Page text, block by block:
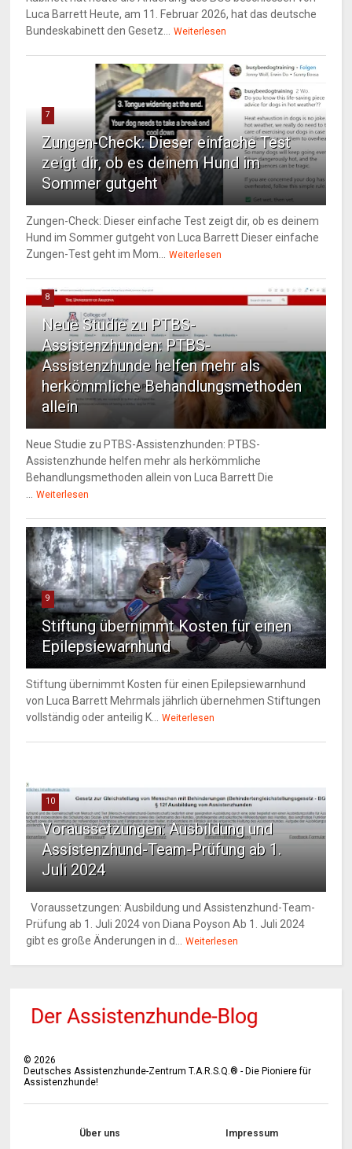
Luca Barrett Heute, am 11. Februar 2026, hat das deutsche
Bundeskabinett den Gesetz... Weiterlesen
7
Zungen-Check: Dieser einfache Test
zeigt dir, ob es deinem Hund im
Sommer gutgeht
Zungen-Check: Dieser einfache Test zeigt dir, ob es deinem
Hund im Sommer gutgeht von Luca Barrett Dieser einfache
Zungen-Test geht im Mom... Weiterlesen
8
Neue Studie zu PTBS-
Assistenzhunden: PTBS-
Assistenzhunde helfen mehr als
herkömmliche Behandlungsmethoden
allein
Neue Studie zu PTBS-Assistenzhunden: PTBS-
Assistenzhunde helfen mehr als herkömmliche
Behandlungsmethoden allein von Luca Barrett Die
... Weiterlesen
9
Stiftung übernimmt Kosten für einen
Epilepsiewarnhund
Stiftung übernimmt Kosten für einen Epilepsiewarnhund
von Luca Barrett Mehrmals jährlich übernehmen Stiftungen
vollständig oder anteilig K... Weiterlesen
10
Voraussetzungen: Ausbildung und
Assistenzhund-Team-Prüfung ab 1.
Juli 2024
Voraussetzungen: Ausbildung und Assistenzhund-Team-
Prüfung ab 1. Juli 2024 von Diana Poyson Ab 1. Juli 2024
gibt es große Änderungen in d... Weiterlesen
©2026
Deutsches Assistenzhunde-Zentrum T.A.R.S.Q.® - Die Pioniere für
Assistenzhunde!
Über uns Impressum